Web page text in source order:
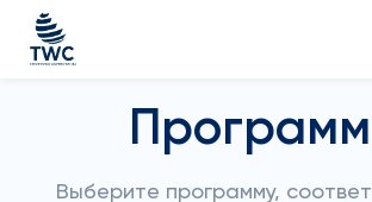
Выберите программу,